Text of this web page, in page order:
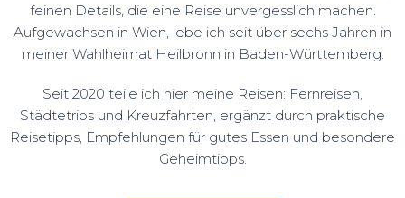
feinen Details, die eine Reise unvergesslich machen.
Aufgewachsen in Wien, lebe ich seit über sechs Jahren in
meiner Wahlheimat Heilbronn in Baden-Württemberg.
Seit 2020 teile ich hier meine Reisen: Fernreisen,
Städtetrips und Kreuzfahrten, ergänzt durch praktische
Reisetipps, Empfehlungen für gutes Essen und besondere
Geheimtipps.